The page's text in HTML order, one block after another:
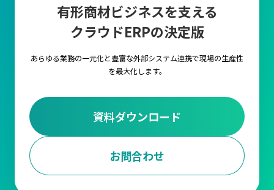
有形商材ビジネスを支える
クラウドERPの決定版
あらゆる業務の一元化と豊富な外部システム連携で現場の生産性
を最大化します。
資料ダウンロード
お問合わせ